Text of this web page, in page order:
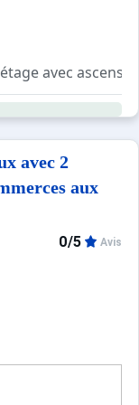
étage avec
exposé Sud-
chambre :
donnant
Casier à
avec 2
aux
0/5 Avis